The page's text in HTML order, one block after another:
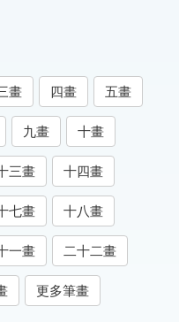
畫 四畫 五畫
九畫 十畫
三畫 十四畫
七畫 十八畫
一畫 二十二畫
更多筆畫